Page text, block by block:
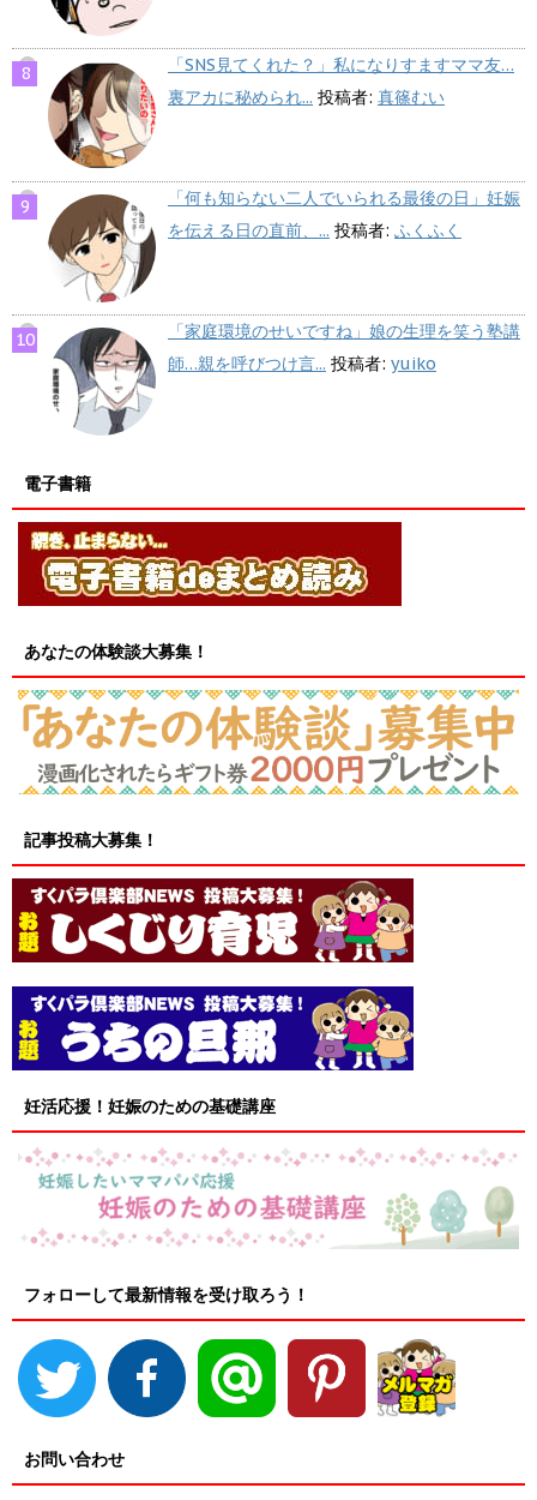
「SNS見てくれた？」私になりすますママ友…
裏アカに秘められ... 投稿者: 真篠むい
「何も知らない二人でいられる最後の日」妊娠
を伝える日の直前、... 投稿者: ふくふく
「家庭環境のせいですね」娘の生理を笑う塾講
師…親を呼びつけ言... 投稿者: yuiko
電子書籍
あなたの体験談大募集！
記事投稿大募集！
妊活応援！妊娠のための基礎講座
フォローして最新情報を受け取ろう！
お問い合わせ